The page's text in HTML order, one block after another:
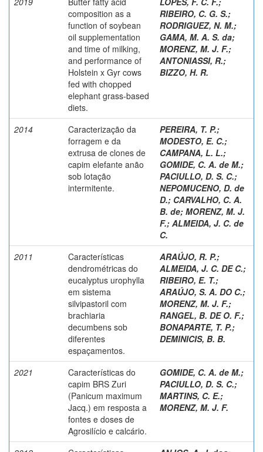
composition as a
function of soybean
oil supplementation
and time of milking,
and performance of
Holstein x Gyr cows
fed with chopped
elephant grass-based
diets.
RIBEIRO, C. G. S.;
RODRIGUEZ, N. M.;
GAMA, M. A. S. da;
MORENZ, M. J. F.;
ANTONIASSI, R.;
BIZZO, H. R.
2014
Caracterização da
forragem e da
extrusa de clones de
capim elefante anão
sob lotação
intermitente.
PEREIRA, T. P.;
MODESTO, E. C.;
CAMPANA, L. L.;
GOMIDE, C. A. de M.;
PACIULLO, D. S. C.;
NEPOMUCENO, D. de
D.; CARVALHO, C. A.
B. de; MORENZ, M. J.
F.; ALMEIDA, J. C. de
C.
2011
Características
dendrométricas do
eucalyptus urophylla
em sistema
silvipastoril com
brachiaria
decumbens sob
diferentes
espaçamentos.
ARAÚJO, R. P.;
ALMEIDA, J. C. DE C.;
RIBEIRO, E. T.;
ARAÚJO, S. A. DO C.;
MORENZ, M. J. F.;
RANGEL, B. DE O. F.;
BONAPARTE, T. P.;
DEMINICIS, B. B.
2021
Características do
capim BRS Zuri
(Panicum maximum
Jacq.) em resposta a
fontes e doses de
Agrosilício e calcário.
GOMIDE, C. A. de M.;
PACIULLO, D. S. C.;
MARTINS, C. E.;
MORENZ, M. J. F.